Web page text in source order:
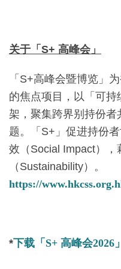
关于「 S+ 高峰会」
「S+高峰会暨博览」
的焦点项目，以「可
架，聚集跨界别持份者
题。「S+」促进持份
效（Social Impact）
（Sustainability）。
https://
*下载「 S+ 高峰会2026